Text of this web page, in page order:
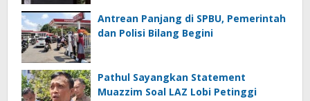
Antrean Panjang di SPBU, Pemerintah
dan Polisi Bilang Begini
Pathul Sayangkan Statement
Muazzim Soal LAZ Lobi Petinggi